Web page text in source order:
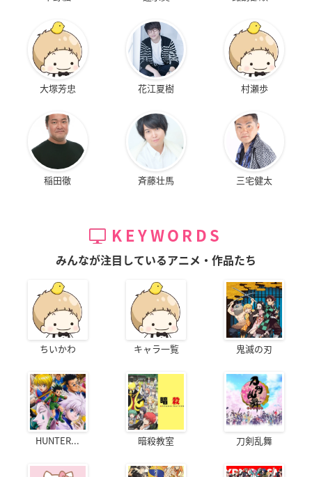
大塚芳忠 花江夏樹 村瀬歩
稲田徹 斉藤壮馬 三宅健太
KEYWORDS
みんなが注目しているアニメ・作品たち
ちいかわ キャラ一覧 鬼滅の刃
HUNTER... 暗殺教室 刀剣乱舞